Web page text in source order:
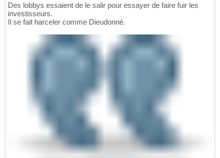
Des lobbys essaient de le salir pour essayer de faire fuir les
investisseurs.
Il se fait harceler comme Dieudonné.